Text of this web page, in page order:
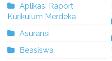
Aplikasi Raport
Kurikulum Merdeka
Asuransi
Beasiswa